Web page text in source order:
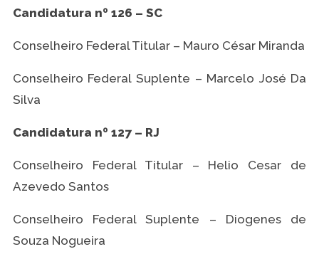
Candidatura nº 126 – SC
Conselheiro Federal Titular – Mauro César Miranda
Conselheiro Federal Suplente – Marcelo José Da
Silva
Candidatura nº 127 – RJ
Conselheiro Federal Titular – Helio Cesar de
Azevedo Santos
Conselheiro Federal Suplente – Diogenes de
Souza Nogueira